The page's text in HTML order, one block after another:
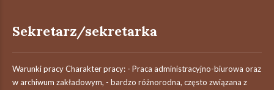
Sekretarz/sekretarka
Warunki pracy Charakter pracy: - Praca administracyjno-biurowa oraz
w archiwum zakładowym, - bardzo różnorodna, często związana z